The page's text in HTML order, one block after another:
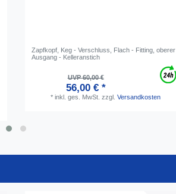
Zapfkopf, Keg - Verschluss, Flach - Fitting, oberer
Ausgang - Kelleranstich
UVP 60,00 €
56,00 € *
* inkl. ges. MwSt. zzgl. Versandkosten